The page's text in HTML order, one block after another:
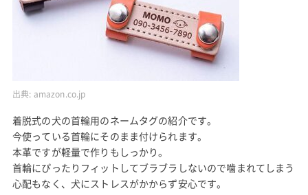
出典: amazon.co.jp
着脱式の犬の首輪用のネームタグの紹介です。
今使っている首輪にそのまま付けられます。
本革ですが軽量で作りもしっかり。
首輪にぴったりフィットしてブラブラしないので噛まれてしまう
心配もなく、犬にストレスがかからず安心です。